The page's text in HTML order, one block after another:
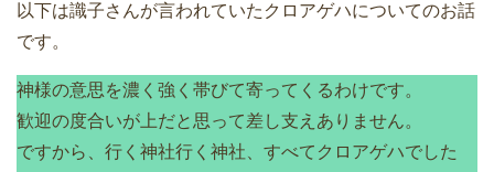
以下は識子さんが言われていたクロアゲハについてのお話
です。
神様の意思を濃く強く帯びて寄ってくるわけです。
歓迎の度合いが上だと思って差し支えありません。
ですから、行く神社行く神社、すべてクロアゲハでした